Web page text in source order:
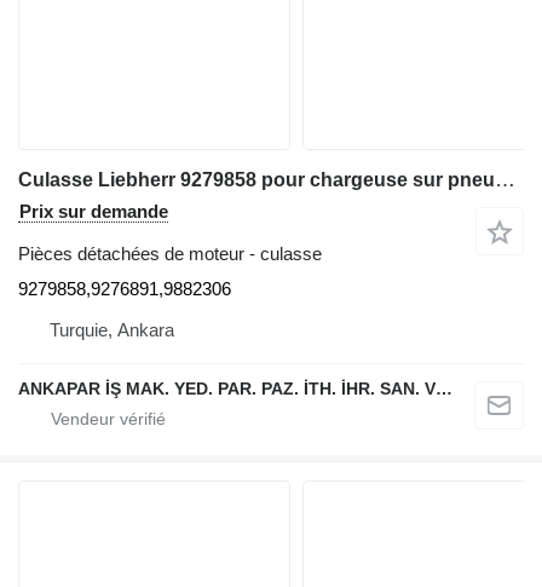
Culasse Liebherr 9279858 pour chargeuse sur pneus Liebherr L544,L554,L550,L556,L566,L576,L580
Prix sur demande
Pièces détachées de moteur - culasse
9279858,9276891,9882306
Turquie, Ankara
ANKAPAR İŞ MAK. YED. PAR. PAZ. İTH. İHR. SAN. VE TİC. LTD. ŞTİ.